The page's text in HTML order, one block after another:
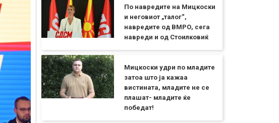
По навредите на Мицкоски
и неговиот „талог“,
навредите од ВМРО, сега
навреди и од Стоилковиќ
Мицкоски удри по младите
затоа што ја кажаа
вистината, младите не се
плашат- младите ќе
победат!